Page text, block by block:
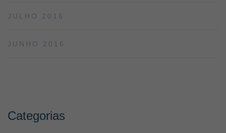
JULHO 2016
JUNHO 2016
Categorias